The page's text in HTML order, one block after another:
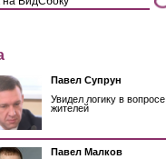
Павел Супрун
Увидел логику в вопросе
жителей
Павел Малков